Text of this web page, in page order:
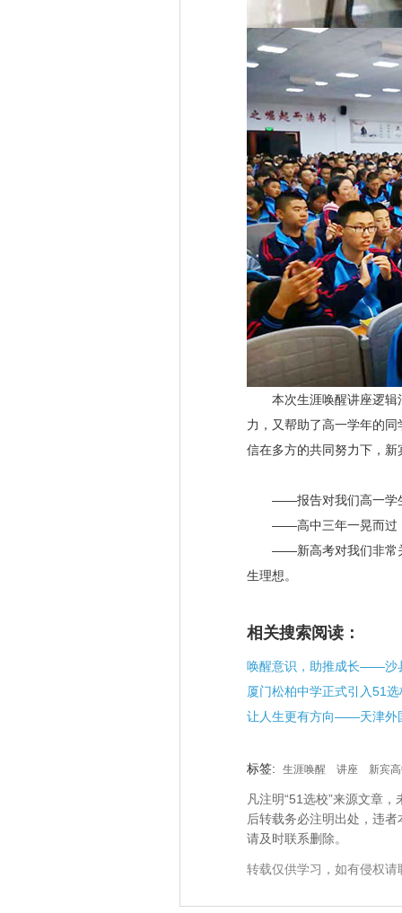
本次生涯唤醒讲座逻辑
力，又帮助了高一学年的
信在多方的共同努力下，新
——报告对我们高一学生
——高中三年一晃而过，
——新高考对我们非常关
生理想。
相关搜索阅读：
标签: 生涯唤醒 讲座 新宾
凡注明“51选校”来源文章
后转载务必注明出处，违
请及时联系删除。
转载仅供学习，如有侵权